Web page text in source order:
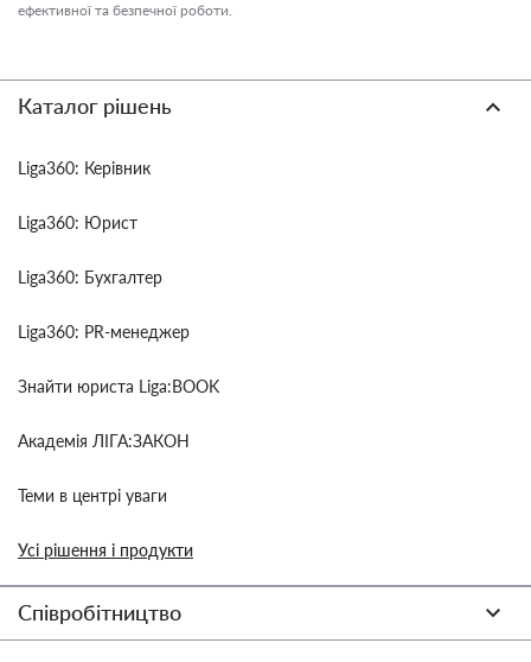
ефективної та безпечної роботи.
Каталог рішень
Liga360: Керівник
Liga360: Юрист
Liga360: Бухгалтер
Liga360: PR-менеджер
Знайти юриста Liga:BOOK
Академія ЛІГА:ЗАКОН
Теми в центрі уваги
Усі рішення і продукти
Співробітництво